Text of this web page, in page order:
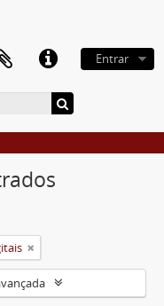
Entrar